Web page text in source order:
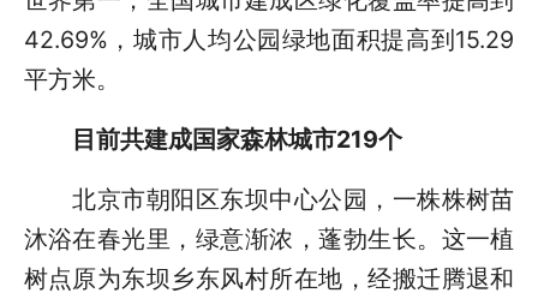
42.69%，城市人均公园绿地面积提高到15.29
平方米。
目前共建成国家森林城市219个
北京市朝阳区东坝中心公园，一株株树苗
沐浴在春光里，绿意渐浓，蓬勃生长。这一植
树点原为东坝乡东风村所在地，经搬迁腾退和